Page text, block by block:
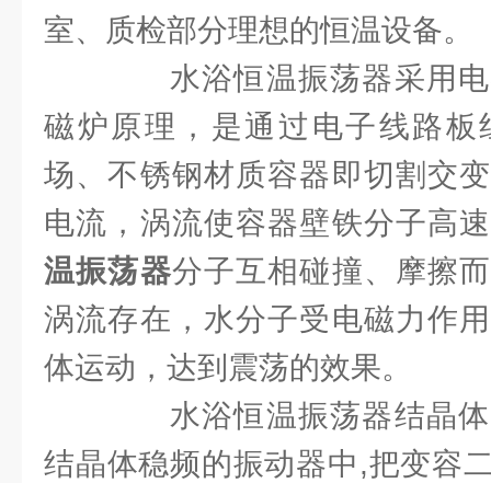
室、质检部分理想的恒温设备。
水浴恒温振荡器采用电
磁炉原理，是通过电子线路板
场、不锈钢材质容器即切割交
电流，涡流使容器壁铁分子高
温振荡器分子互相碰撞、摩擦
涡流存在，水分子受电磁力作
体运动，达到震荡的效果。
水浴恒温振荡器结晶体
结晶体稳频的振动器中,把变容